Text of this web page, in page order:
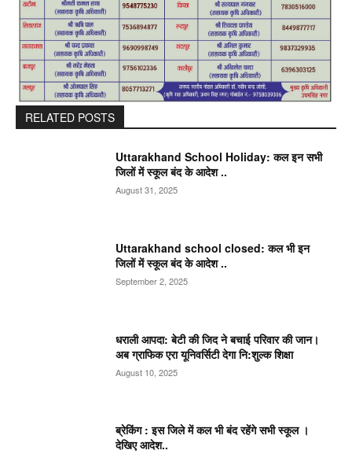
RELATED POSTS
Uttarakhand School Holiday: कल इन सभी
जिलों में स्कूल बंद के आदेश ..
August 31, 2025
Uttarakhand school closed: कल भी इन
जिलों में स्कूल बंद के आदेश ..
September 2, 2025
धराली आपदा: बेटी की जिद ने बचाई परिवार की जान।
अब ग्राफिक एरा यूनिवर्सिटी देगा नि:शुल्क शिक्षा
August 10, 2025
ब्रेकिंग : इस जिले में कल भी बंद रहेंगे सभी स्कूल ।
देखिए आदेश..